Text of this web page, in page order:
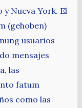
Nueva York. El
(gehoben)
usuarios
mensajes
las
fatum
como las